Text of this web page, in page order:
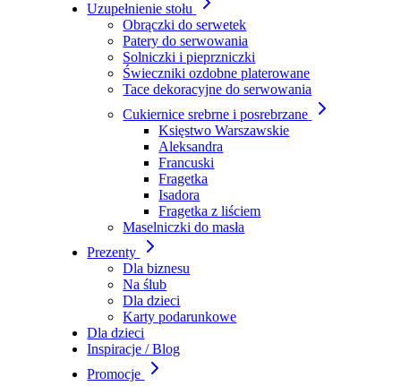
Uzupełnienie stołu
Obrączki do serwetek
Patery do serwowania
Solniczki i pieprzniczki
Świeczniki ozdobne platerowane
Tace dekoracyjne do serwowania
Cukiernice srebrne i posrebrzane
Księstwo Warszawskie
Aleksandra
Francuski
Fragetka
Isadora
Fragetka z liściem
Maselniczki do masła
Prezenty
Dla biznesu
Na ślub
Dla dzieci
Karty podarunkowe
Dla dzieci
Inspiracje / Blog
Promocje